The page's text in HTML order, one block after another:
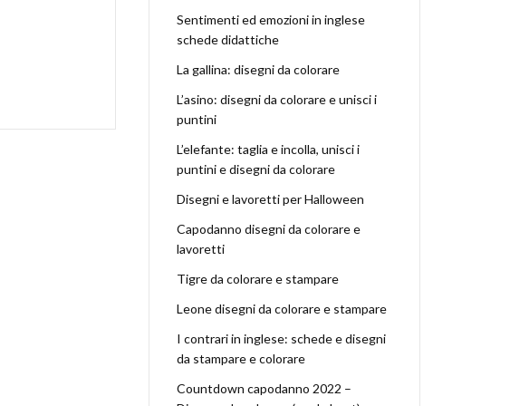
Sentimenti ed emozioni in inglese
schede didattiche
La gallina: disegni da colorare
L’asino: disegni da colorare e unisci i
puntini
L’elefante: taglia e incolla, unisci i
puntini e disegni da colorare
Disegni e lavoretti per Halloween
Capodanno disegni da colorare e
lavoretti
Tigre da colorare e stampare
Leone disegni da colorare e stampare
I contrari in inglese: schede e disegni
da stampare e colorare
Countdown capodanno 2022 –